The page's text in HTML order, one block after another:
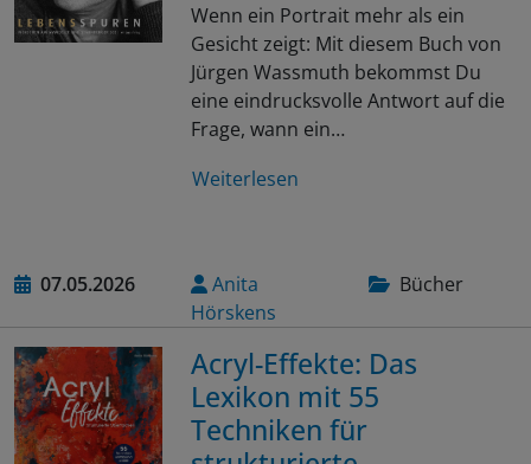
Wenn ein Portrait mehr als ein
Gesicht zeigt: Mit diesem Buch von
Jürgen Wassmuth bekommst Du
eine eindrucksvolle Antwort auf die
Frage, wann ein…
Weiterlesen
07.05.2026
Anita
Hörskens
Bücher
Acryl-Effekte: Das
Lexikon mit 55
Techniken für